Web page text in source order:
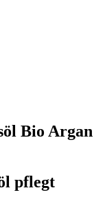
Bio Argan
pflegt